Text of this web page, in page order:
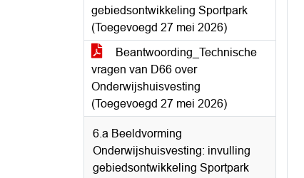
gebiedsontwikkeling Sportpark
(Toegevoegd 27 mei 2026)
Beantwoording_Technische
vragen van D66 over
Onderwijshuisvesting
(Toegevoegd 27 mei 2026)
6.a Beeldvorming
Onderwijshuisvesting: invulling
gebiedsontwikkeling Sportpark